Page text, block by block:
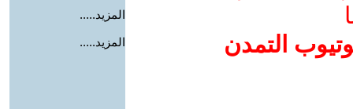
التمدن
المزيد.....
المزيد.....